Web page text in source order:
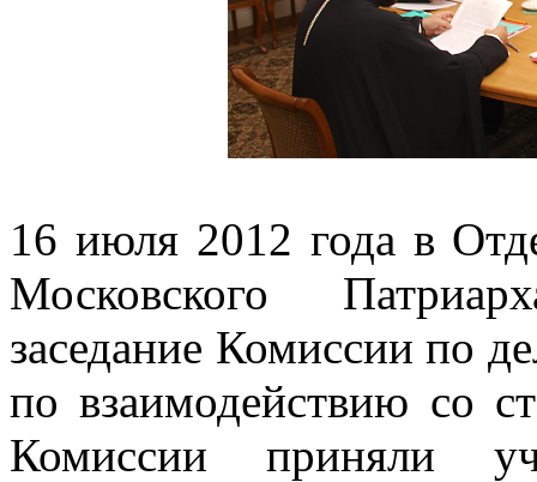
16 июля 2012 года в
Московского
заседание Комиссии по
по взаимодействию со
Комиссии приняли